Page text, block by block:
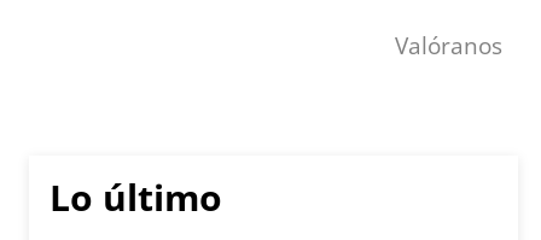
Valóranos
Lo último